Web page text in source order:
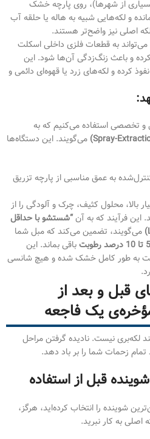
از شهرها)، روی پارچه خشک
و لکه‌هایی شبیه به هاله یا حلقه آب
اصلی نیز واضح‌تر هستند.
به قطعات فلزی داخلی اسکلت
کرده و باعث زنگ‌زدگی آن‌ها شود. این
کرده و لکه‌های زرد یا قهوه‌ای دائمی و
تخصصی استفاده می‌کنیم که به
می‌گویند. این دستگاه‌ها
به عمق مناسبی از پارچه تزریق
بالا، محلول کثیف، چرک و آلودگی را از
این فرآیند که به آن“شستشو با حداقل
می‌گویند، تضمین می‌کند که مبل شما
باقی بماند. این
به طور کامل خشک شده و هیچ شانسی
قبل و بعد از
یک فاجعه
نیست. نادیده گرفتن مراحل
زحمات شما را بر باد دهد.
شوینده را انتخاب کرده‌اید، هرگز،
اصلی به کار نبرید.